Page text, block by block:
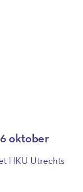
oktober
HKU Utrechts